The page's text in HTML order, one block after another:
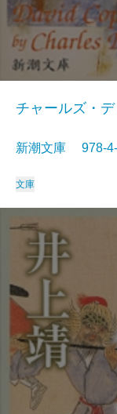
チャールズ・
新潮文庫 978-
文庫